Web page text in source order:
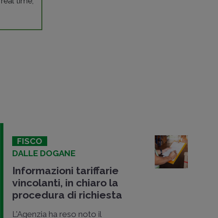
FISCO
DALLE DOGANE
Informazioni tariffarie
vincolanti, in chiaro la
procedura di richiesta
L'Agenzia ha reso noto il